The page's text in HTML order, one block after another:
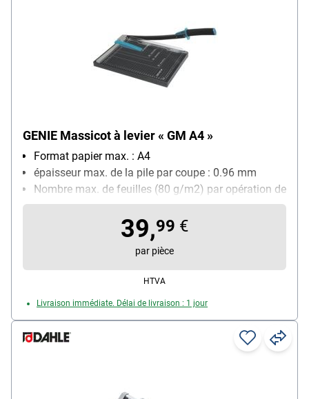
GENIE Massicot à levier « GM A4 »
Format papier max. : A4
épaisseur max. de la pile par coupe : 0.96 mm
Nombre max. de feuilles (80 g/m2) par opération de
découpe : 12 feuille(s)
Longueur de la coupe : 320 mm
Quadrillage avec différents formats : Oui
39,99 €
par pièce
HTVA
Livraison immédiate. Délai de livraison : 1 jour